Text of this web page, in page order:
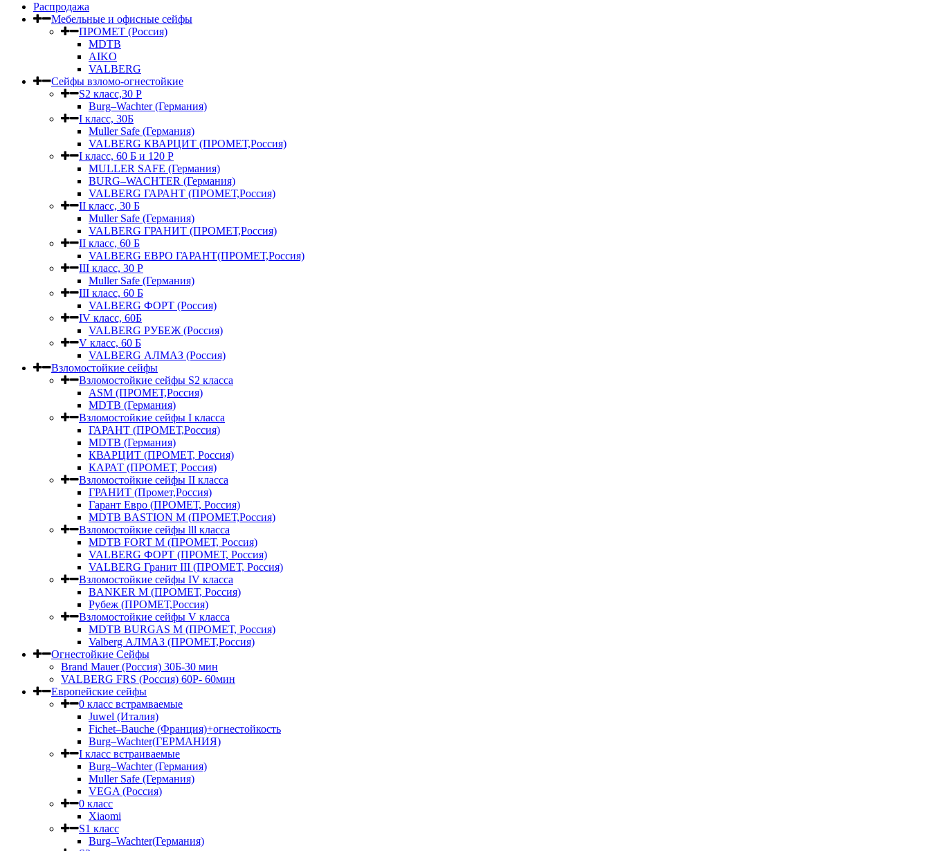
Распродажа
Мебельные и офисные сейфы
ПРОМЕТ (Россия)
MDTB
AIKO
VALBERG
Сейфы взломо-огнестойкие
S2 класс,30 Р
Burg–Wachter (Германия)
I класс, 30Б
Muller Safe (Германия)
VALBERG КВАРЦИТ (ПРОМЕТ,Россия)
I класс, 60 Б и 120 Р
MULLER SAFE (Германия)
BURG–WACHTER (Германия)
VALBERG ГАРАНТ (ПРОМЕТ,Россия)
II класс, 30 Б
Muller Safe (Германия)
VALBERG ГРАНИТ (ПРОМЕТ,Россия)
II класс, 60 Б
VALBERG ЕВРО ГАРАНТ(ПРОМЕТ,Россия)
III класс, 30 Р
Muller Safe (Германия)
III класс, 60 Б
VALBERG ФОРТ (Россия)
IV класс, 60Б
VALBERG РУБЕЖ (Россия)
V класс, 60 Б
VALBERG АЛМАЗ (Россия)
Взломостойкие сейфы
Взломостойкие сейфы S2 класса
ASM (ПРОМЕТ,Россия)
MDTB (Германия)
Взломостойкие сейфы I класса
ГАРАНТ (ПРОМЕТ,Россия)
MDTB (Германия)
КВАРЦИТ (ПРОМЕТ, Россия)
КАРАТ (ПРОМЕТ, Россия)
Взломостойкие сейфы II класса
ГРАНИТ (Промет,Россия)
Гарант Евро (ПРОМЕТ, Россия)
MDTB BASTION M (ПРОМЕТ,Россия)
Взломостойкие сейфы lll класса
MDTB FORT M (ПРОМЕТ, Россия)
VALBERG ФОРТ (ПРОМЕТ, Россия)
VALBERG Гранит III (ПРОМЕТ, Россия)
Взломостойкие сейфы IV класса
BANKER M (ПРОМЕТ, Россия)
Рубеж (ПРОМЕТ,Россия)
Взломостойкие сейфы V класса
MDTB BURGAS M (ПРОМЕТ, Россия)
Valberg АЛМАЗ (ПРОМЕТ,Россия)
Огнестойкие Сейфы
Brand Mauer (Россия) 30Б-30 мин
VALBERG FRS (Россия) 60Р- 60мин
Европейские сейфы
0 класс встрамваемые
Juwel (Италия)
Fichet–Bauche (Франция)+огнестойкость
Burg–Wachter(ГЕРМАНИЯ)
I класс встраиваемые
Burg–Wachter (Германия)
Muller Safe (Германия)
VEGA (Россия)
0 класс
Xiaomi
S1 класс
Burg–Wachter(Германия)